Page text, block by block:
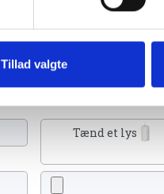
Tillad valgte
Tænd et lys